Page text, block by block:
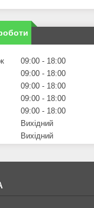
09:00
18:00
09:00
18:00
09:00
18:00
09:00
18:00
09:00
18:00
Вихідний
Вихідний